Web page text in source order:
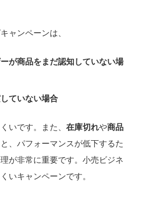
ャンペーンは、
が商品をまだ認知していない場
ていない場合
いです。また、 在庫切れや商品
、パフォーマンスが低下するた
が非常に重要です。小売ビジネ
いキャンペーンです。